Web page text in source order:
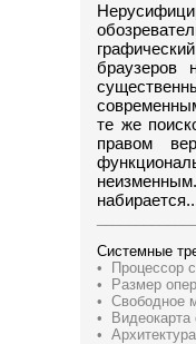
браузеров
те же
правом
Системные
• Процессор
• Размер
• Свободное
•
•